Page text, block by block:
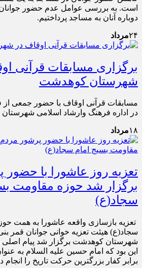
است. به بررسی عوامل عدم حضور
دوباره آنان به مساجد پرداختیم.
۲۴مرداد
برگزاری مسابقات قرآنی
شهرستان کوهدشت
مسابقات قرآنی اوقاف با حضور جمعی از
در اداره فرهنگ وارشاد اسلامی
۱۸مرداد
تعزیه روز عاشورا با
برگزار شد حوزه مقاومت
سجاد(ع)
تعزیه بازسازی واقعه عاشورا به همت
سجاد(ع) هیئت تعزیه خوانی جوانان قمر
شهرستان کوهدشت برگزار شد پیام اصلی
این بود که امام حسین علیه السلام به
برابر کفار بزرگترین حرکت تاریخ را